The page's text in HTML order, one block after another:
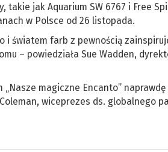
takie jak Aquarium SW 6767 i Free
w Polsce od 26 listopada.
i światem farb z pewnością
– powiedziała Sue Wadden,
magiczne Encanto”
wiceprezes ds. globalnego